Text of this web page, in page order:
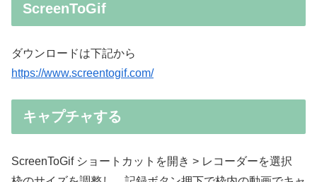
ScreenToGif
ダウンロードは下記から
https://www.screentogif.com/
キャプチャする
ScreenToGif ショートカットを開き > レコーダーを選択